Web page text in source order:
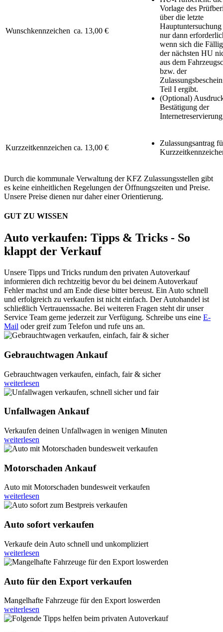
Wunschkennzeichen ca. 13,00 €
Vorlage des
über die letzte
Hauptuntersuchung
nur dann
wenn sich die
der nächsten HU
aus dem
bzw. der
Teil I ergibt.
(Optional)
Bestätigung der
Internetreservierung
Kurzzeitkennzeichen ca. 13,00 €
Zulassungsantrag
Durch die kommunale Verwaltung der KFZ Zulassungsstellen gibt
es keine einheitlichen Regelungen der Öffnungszeiten und Preise.
Unsere Preise dienen nur daher einer Orientierung.
GUT ZU WISSEN
Auto verkaufen: Tipps & Tricks - So
klappt der Verkauf
Unsere Tipps und Tricks rundum den privaten Autoverkauf
informieren dich rechtzeitig bevor du bei deinem Autoverkauf
Fehler machst und am Ende diese bitter bereust. Ein Auto schnell
und erfolgreich zu verkaufen ist nicht einfach. Der Autohandel ist
schließlich Vertrauenssache. Bei weiteren Fragen steht dir unser
Service Team gerne jederzeit zur Verfügung. Schreibe uns eine E-
Mail oder greif zum Telefon und rufe uns an.
Gebrauchtwagen Ankauf
Gebrauchtwagen verkaufen, einfach, fair & sicher
weiterlesen
Unfallwagen Ankauf
Verkaufen deinen Unfallwagen in wenigen Minuten
weiterlesen
Motorschaden Ankauf
Auto mit Motorschaden bundesweit verkaufen
weiterlesen
Auto sofort verkaufen
Verkaufe dein Auto schnell und unkompliziert
weiterlesen
Auto für den Export verkaufen
Mangelhafte Fahrzeuge für den Export loswerden
weiterlesen